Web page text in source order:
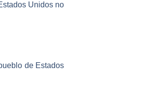
Unidos no
de Estados